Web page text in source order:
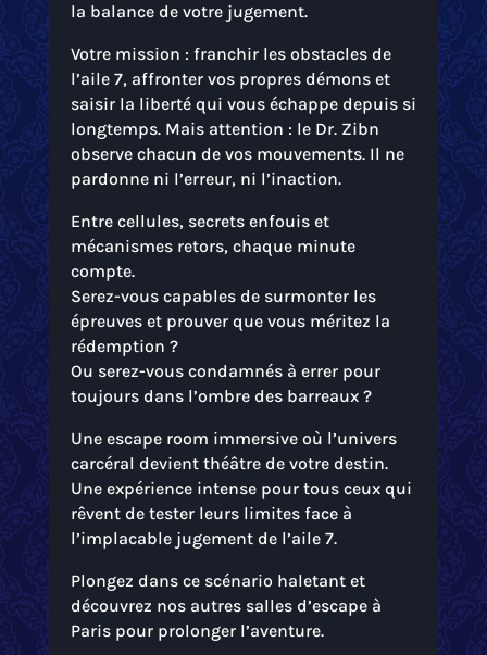
la balance de votre jugement.
Votre mission : franchir les obstacles de
l’aile 7, affronter vos propres démons et
saisir la liberté qui vous échappe depuis si
longtemps. Mais attention : le Dr. Zibn
observe chacun de vos mouvements. Il ne
pardonne ni l’erreur, ni l’inaction.
Entre cellules, secrets enfouis et
mécanismes retors, chaque minute
compte.
Serez-vous capables de surmonter les
épreuves et prouver que vous méritez la
rédemption ?
Ou serez-vous condamnés à errer pour
toujours dans l’ombre des barreaux ?
Une escape room immersive où l’univers
carcéral devient théâtre de votre destin.
Une expérience intense pour tous ceux qui
rêvent de tester leurs limites face à
l’implacable jugement de l’aile 7.
Plongez dans ce scénario haletant et
découvrez nos autres salles d’escape à
Paris pour prolonger l’aventure.